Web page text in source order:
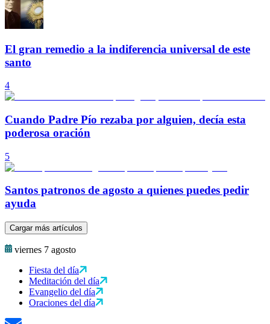
El gran remedio a la indiferencia universal de este
santo
4
Cuando Padre Pío rezaba por alguien, decía esta
poderosa oración
5
Santos patronos de agosto a quienes puedes pedir
ayuda
Cargar más artículos
viernes 7 agosto
Fiesta del día
Meditación del día
Evangelio del día
Oraciones del día